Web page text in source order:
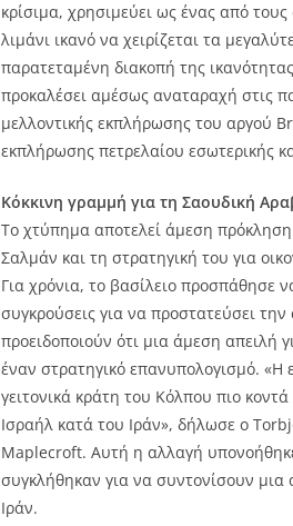
κρίσιμα, χρησιμεύει ως ένας από
λιμάνι ικανό να χειρίζεται τα
παρατεταμένη διακοπή της
προκαλέσει αμέσως αναταραχή στις
μελλοντικής εκπλήρωσης του αργού
εκπλήρωσης πετρελαίου εσωτερικής
Κόκκινη γραμμή για τη Σαουδική
Το χτύπημα αποτελεί άμεση
Σαλμάν και τη στρατηγική του για
Για χρόνια, το βασίλειο προσπάθησε
συγκρούσεις για να προστατεύσει
προειδοποιούν ότι μια άμεση απειλή
έναν στρατηγικό επανυπολογισμό. «Η
γειτονικά κράτη του Κόλπου πιο
Ισραήλ κατά του Ιράν», δήλωσε ο
Maplecroft. Αυτή η αλλαγή
συγκλήθηκαν για να συντονίσουν μια
Ιράν.